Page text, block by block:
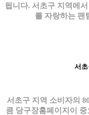
됩니다. 서초구 지역에
를 자랑하는 팬
서초
서초구 지역 소비자의
큼 당구장홈페이지이